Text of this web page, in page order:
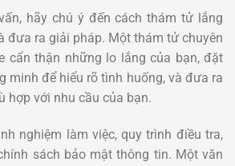
hãy chú ý đến cách thám tử lắng
đưa ra giải pháp. Một thám tử chuyên
cẩn thận những lo lắng của bạn, đặt
minh để hiểu rõ tình huống, và đưa ra
hợp với nhu cầu của bạn.
nghiệm làm việc, quy trình điều tra,
sách bảo mật thông tin. Một văn